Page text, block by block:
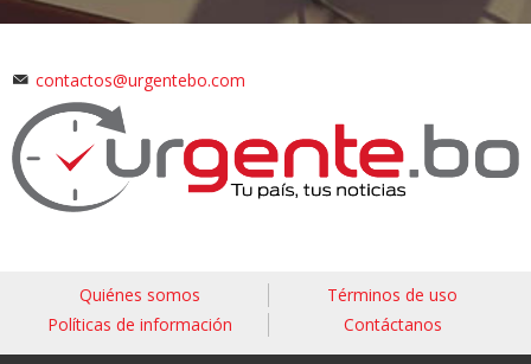
contactos@urgentebo.com
Quiénes somos
Términos de uso
Políticas de información
Contáctanos